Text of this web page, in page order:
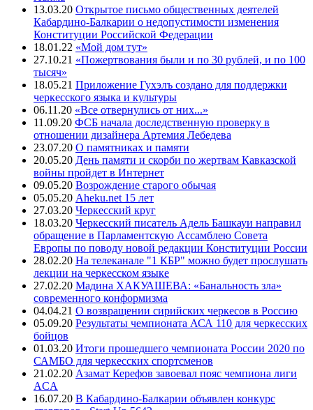
13.03.20 Открытое письмо общественных деятелей
Кабардино-Балкарии о недопустимости изменения
Конституции Российской Федерации
18.01.22 «Мой дом тут»
27.10.21 «Пожертвования были и по 30 рублей, и по 100
тысяч»
18.05.21 Приложение Гухэлъ создано для поддержки
черкесского языка и культуры
06.11.20 «Все отвернулись от них...»
11.09.20 ФСБ начала доследственную проверку в
отношении дизайнера Артемия Лебедева
23.07.20 О памятниках и памяти
20.05.20 День памяти и скорби по жертвам Кавказской
войны пройдет в Интернет
09.05.20 Возрождение старого обычая
05.05.20 Aheku.net 15 лет
27.03.20 Черкесский круг
18.03.20 Черкесский писатель Адель Башкауи направил
обращение в Парламентскую Ассамблею Совета
Европы по поводу новой редакции Конституции России
28.02.20 На телеканале "1 КБР" можно будет прослушать
лекции на черкесском языке
27.02.20 Мадина ХАКУАШЕВА: «Банальность зла»
современного конформизма
04.04.21 О возвращении сирийских черкесов в Россию
05.09.20 Результаты чемпионата АСА 110 для черкесских
бойцов
01.03.20 Итоги прошедшего чемпионата России 2020 по
САМБО для черкесских спортсменов
21.02.20 Азамат Керефов завоевал пояс чемпиона лиги
ACA
16.07.20 В Кабардино-Балкарии объявлен конкурс